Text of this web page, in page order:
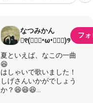
なつみかん
୧⃛(๑⃙⃘•ω•๑⃙⃘)୨⃛
フ
夏といえば、なこの一曲
😆
はしゃいで歌いました！
しげさんいかがでしょう
か？😆😆😆